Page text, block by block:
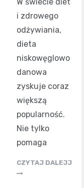
i zdrowego
odżywiania,
dieta
niskowęglowo
danowa
zyskuje coraz
większą
popularność.
Nie tylko
pomaga
CZYTAJ DALEJJ